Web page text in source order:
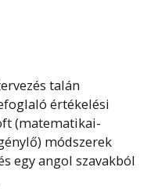
talán
értékelési
(matematikai-
módszerek
egy angol szavakból